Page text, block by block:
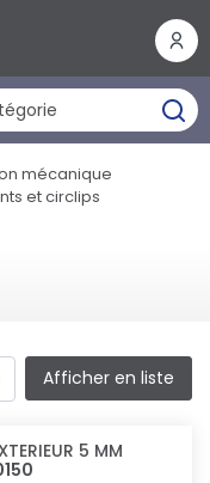
mécanique
et circlips
Afficher en liste
5 MM